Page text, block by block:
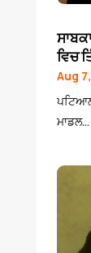
ਵਿਚ
Aug
ਮਾਡਲ...